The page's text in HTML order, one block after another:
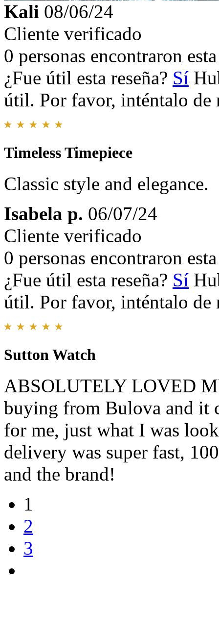
Kali 08/06/24
Cliente verificado
0 personas encontraron
¿Fue útil esta reseña? Sí
útil. Por favor, inténtalo de
Timeless Timepiece
Classic style and elegance.
Isabela p. 06/07/24
Cliente verificado
0 personas encontraron
¿Fue útil esta reseña? Sí
útil. Por favor, inténtalo de
Sutton Watch
ABSOLUTELY LOVED
buying from Bulova and it
for me, just what I was
delivery was super fast,
and the brand!
1
2
3